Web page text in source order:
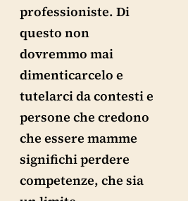
professioniste. Di
questo non
dovremmo mai
dimenticarcelo e
tutelarci da contesti e
persone che credono
che essere mamme
significhi perdere
competenze, che sia